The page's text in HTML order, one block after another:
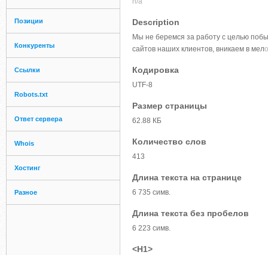
Позиции
Конкуренты
Ссылки
Robots.txt
Ответ сервера
Whois
Хостинг
Разное
Description
Мы не беремся за работу с целью
сайтов наших клиентов, вникаем в мел
Кодировка
UTF-8
Размер страницы
62.88 КБ
Количество слов
413
Длина текста на странице
6 735 симв.
Длина текста без пробелов
6 223 симв.
<H1>